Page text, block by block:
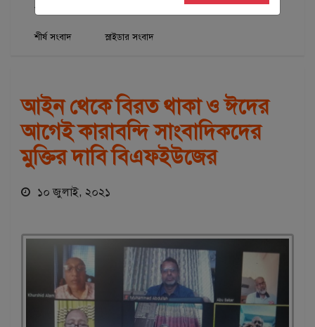
আইন-আদালত
শীর্ষ সংবাদ স্লাইডার সংবাদ
আইন থেকে বিরত থাকা ও ঈদের
আগেই কারাবন্দি সাংবাদিকদের
মুক্তির দাবি বিএফইউজের
১০ জুলাই, ২০২১